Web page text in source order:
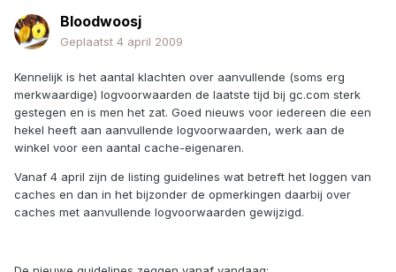
Bloodwoosj
Geplaatst 4 april 2009
Kennelijk is het aantal klachten over aanvullende (soms erg
merkwaardige) logvoorwaarden de laatste tijd bij gc.com sterk
gestegen en is men het zat. Goed nieuws voor iedereen die een
hekel heeft aan aanvullende logvoorwaarden, werk aan de
winkel voor een aantal cache-eigenaren.
Vanaf 4 april zijn de listing guidelines wat betreft het loggen van
caches en dan in het bijzonder de opmerkingen daarbij over
caches met aanvullende logvoorwaarden gewijzigd.